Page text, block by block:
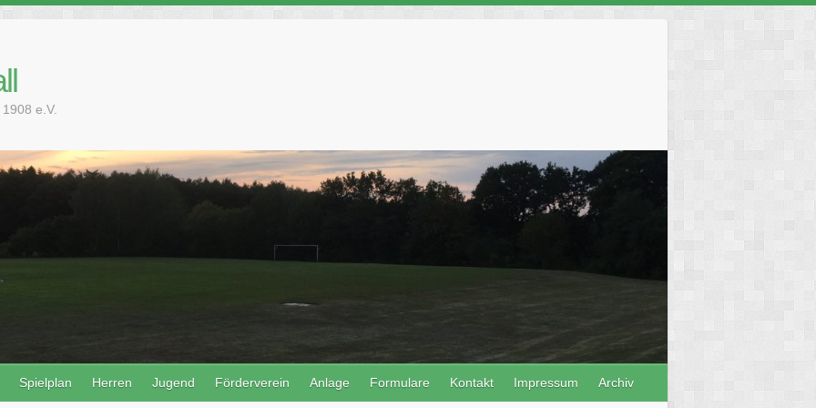
e.V.
Spielplan Herren Jugend Förderverein Anlage Formulare Kontakt Impressum Archiv